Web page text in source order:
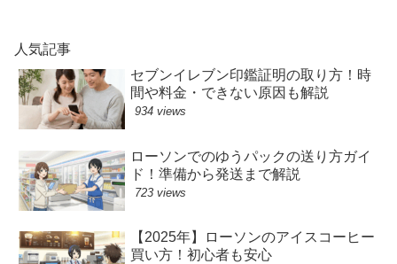
人気記事
セブンイレブン印鑑証明の取り方！時
間や料金・できない原因も解説
934 views
ローソンでのゆうパックの送り方ガイ
ド！準備から発送まで解説
723 views
【2025年】ローソンのアイスコーヒー
買い方！初心者も安心